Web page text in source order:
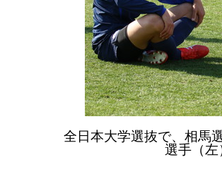
全日本大学選抜で、相馬
選手（左